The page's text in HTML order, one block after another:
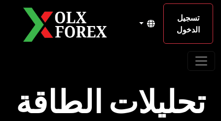
تسجيل
الدخول
تحليلات الطاقة